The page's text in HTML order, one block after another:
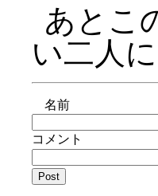
あとこ
い二人
名前
コメント